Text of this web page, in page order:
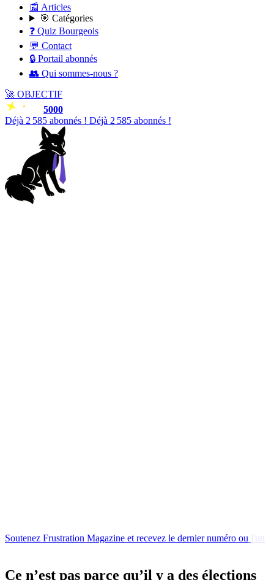
📰 Articles
🎯 Catégories
❓ Quiz Bourgeois
💬 Contact
🔒 Portail abonnés
👥 Qui sommes-nous ?
🚀 OBJECTIF
5000
Déjà 2 587 abonnés ! Déjà 2 587 abonnés !
Soutenez Frustration Magazine et recevez le dernier numéro ou l'un
Ce n’est pas parce qu’il y a des élections